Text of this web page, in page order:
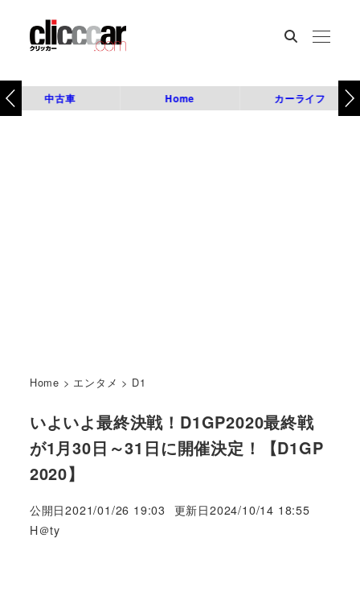
中古車 Home カーライフ
Home > エンタメ > D1
いよいよ最終決戦！D1GP2020最終戦
が1月30日～31日に開催決定！【D1GP
2020】
公開日2021/01/26 19:03 更新日2024/10/14 18:55
著
H＠ty